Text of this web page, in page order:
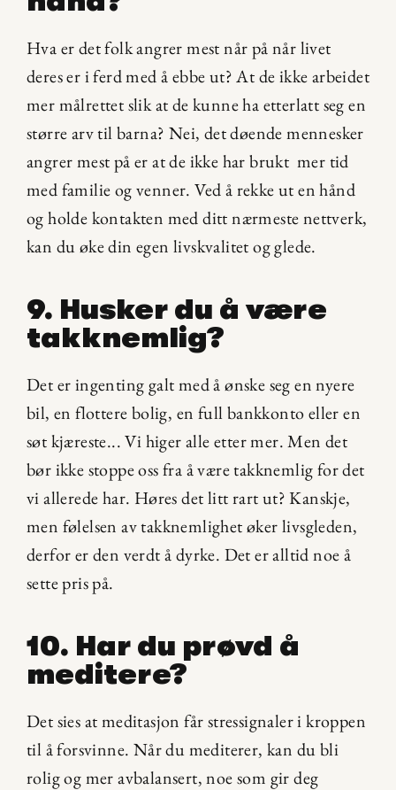
Hva er det folk angrer mest når på når livet
deres er i ferd med å ebbe ut? At de ikke arbeidet
mer målrettet slik at de kunne ha etterlatt seg en
større arv til barna? Nei, det døende mennesker
angrer mest på er at de ikke har brukt  mer tid
med familie og venner. Ved å rekke ut en hånd
og holde kontakten med ditt nærmeste nettverk,
kan du øke din egen livskvalitet og glede.
9. Husker du å være
takknemlig?
Det er ingenting galt med å ønske seg en nyere
bil, en flottere bolig, en full bankkonto eller en
søt kjæreste... Vi higer alle etter mer. Men det
bør ikke stoppe oss fra å være takknemlig for det
vi allerede har. Høres det litt rart ut? Kanskje,
men følelsen av takknemlighet øker livsgleden,
derfor er den verdt å dyrke. Det er alltid noe å
sette pris på.
10. Har du prøvd å
meditere?
Det sies at meditasjon får stressignaler i kroppen
til å forsvinne. Når du mediterer, kan du bli
rolig og mer avbalansert, noe som gir deg